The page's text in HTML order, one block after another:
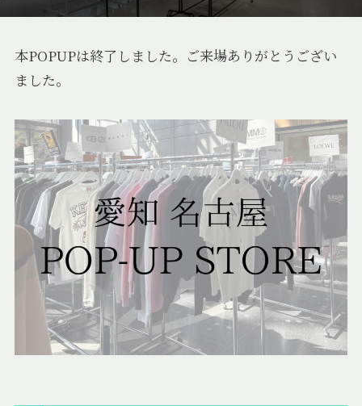
本POPUPは終了しました。ご来場ありがとうござい
ました。